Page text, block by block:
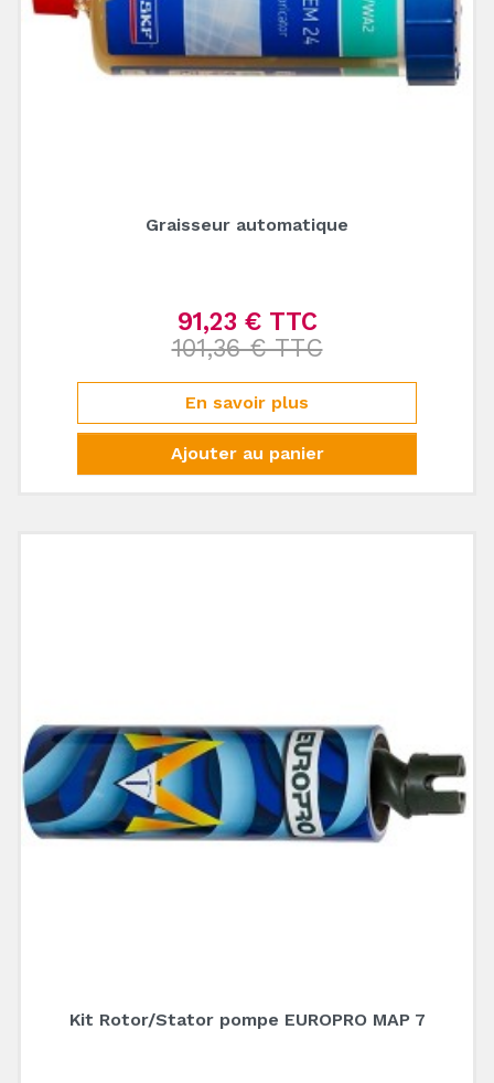
Graisseur automatique
91,23 € TTCPrix de base
101,36 € TTCPrix
En savoir plus
Ajouter au panier
Kit Rotor/Stator pompe EUROPRO MAP 7